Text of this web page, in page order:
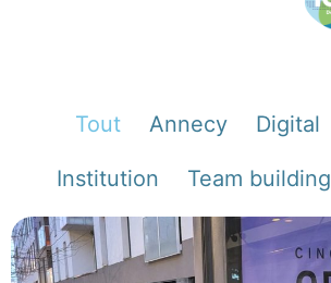
Tout Annecy Digital
Institution Team building